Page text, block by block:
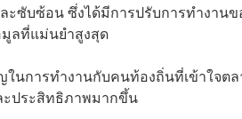
ซับซ้อน ซึ่งได้มีการปรับการทำงาน
ลที่แม่นยำสูงสุด
ในการทำงานกับคนท้องถิ่นที่เข้าใจต
ะประสิทธิภาพมากขึ้น